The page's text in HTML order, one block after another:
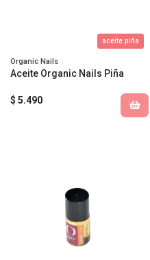
aceite piña
Organic Nails
Aceite Organic Nails Piña
$ 5.490